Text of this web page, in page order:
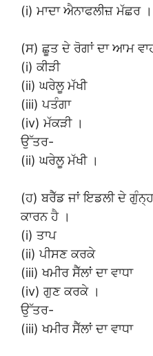
(i) ਮਾਦਾ ਐਨਾਫਲੀਜ਼ ਮੱਛਰ ।
(ਸ) ਛੂਤ ਦੇ ਰੋਗਾਂ ਦਾ ਆਮ
(i) ਕੀੜੀ
(ii) ਘਰੇਲੂ ਮੱਖੀ
(iii) ਪਤੰਗਾ
(iv) ਮੱਕੜੀ ।
ਉੱਤਰ-
(ii) ਘਰੇਲੂ ਮੱਖੀ ।
(ਹ) ਬਰੈੱਡ ਜਾਂ ਇਡਲੀ ਦੇ
ਕਾਰਨ ਹੈ ।
(i) ਤਾਪ
(ii) ਪੀਸਣ ਕਰਕੇ
(iii) ਖਮੀਰ ਸੈੱਲਾਂ ਦਾ ਵਾਧਾ
(iv) ਗੁਣ ਕਰਕੇ ।
ਉੱਤਰ-
(iii) ਖਮੀਰ ਸੈੱਲਾਂ ਦਾ ਵਾਧਾ